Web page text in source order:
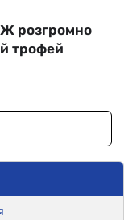
розгромно
трофей